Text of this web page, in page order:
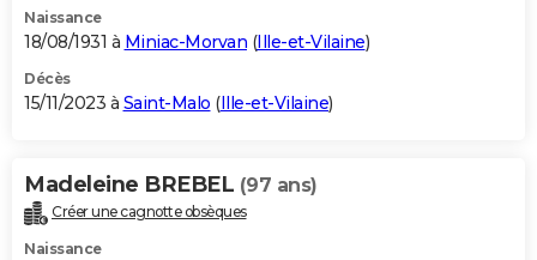
Naissance
18/08/1931 à Miniac-Morvan (Ille-et-Vilaine)
Décès
15/11/2023 à Saint-Malo (Ille-et-Vilaine)
Madeleine BREBEL (97 ans)
Créer une cagnotte obsèques
Naissance